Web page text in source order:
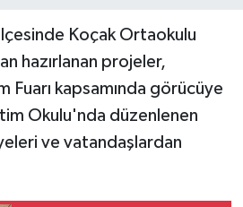
Koçak Ortaokulu
hazırlanan projeler,
Fuarı kapsamında görücüye
Okulu'nda düzenlenen
ve vatandaşlardan